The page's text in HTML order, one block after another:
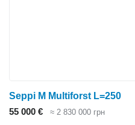
Seppi M Multiforst L=250
55 000 €
≈ 2 830 000 грн